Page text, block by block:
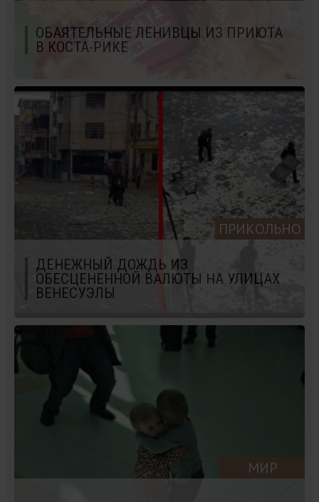
ОБАЯТЕЛЬНЫЕ ЛЕНИВЦЫ ИЗ ПРИЮТА
В КОСТА-РИКЕ
ПРИКОЛЬНО
ДЕНЕЖНЫЙ ДОЖДЬ ИЗ
ОБЕСЦЕНЕННОЙ ВАЛЮТЫ НА УЛИЦАХ
ВЕНЕСУЭЛЫ
МИР